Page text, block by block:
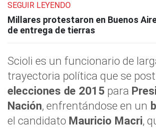
SEGUIR LEYENDO
Millares protestaron en Buenos
de entrega de tierras
Scioli es un funcionario de
trayectoria política que se
elecciones de 2015 para
Nación, enfrentándose en un
el candidato Mauricio Macri,